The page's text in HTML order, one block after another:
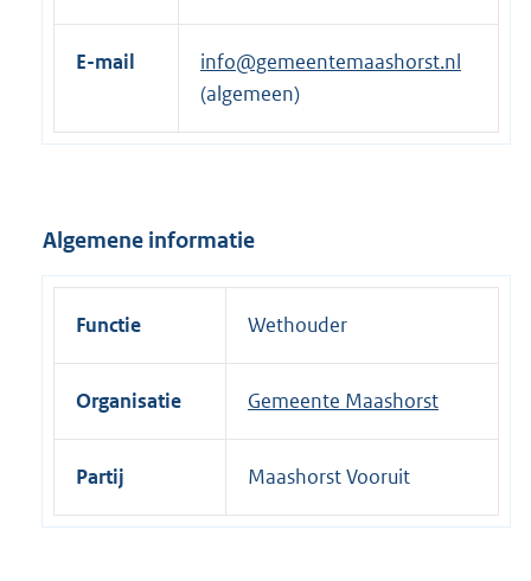
t
e
r
e
n
k
E-mail
info@gemeentemaashorst.nl
(algemeen)
Algemene informatie
Functie Wethouder
Organisatie Gemeente Maashorst
Partij Maashorst Vooruit